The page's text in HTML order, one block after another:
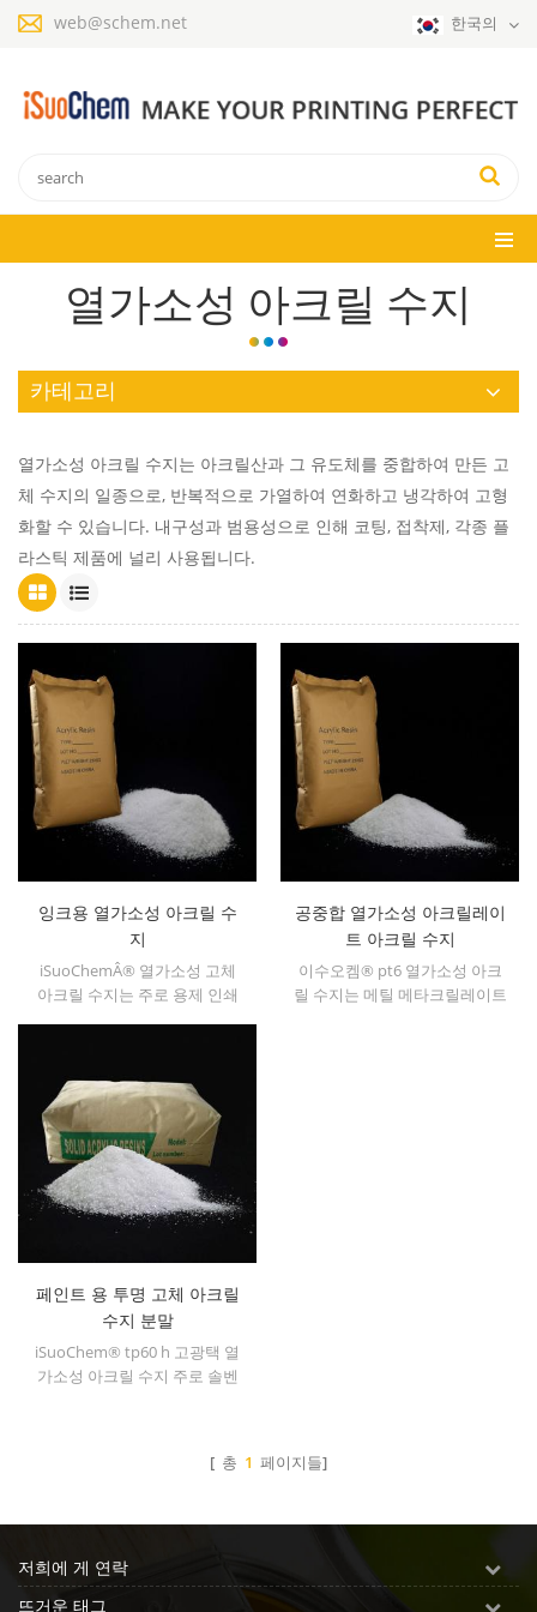
web@schem.net 한국의
열가소성 아크릴 수지
카테고리
열가소성 아크릴 수지는 아크릴산과 그 유도체를 중합하여 만든 고
체 수지의 일종으로, 반복적으로 가열하여 연화하고 냉각하여 고형
화할 수 있습니다. 내구성과 범용성으로 인해 코팅, 접착제, 각종 플
라스틱 제품에 널리 사용됩니다.
잉크용 열가소성 아크릴 수
지
iSuoChemÂ® 열가소성 고체
아크릴 수지는 주로 용제 인쇄
공중합 열가소성 아크릴레이
트 아크릴 수지
이수오켐® pt6 열가소성 아크
릴 수지는 메틸 메타크릴레이트
페인트 용 투명 고체 아크릴
수지 분말
iSuoChem® tp60 h 고광택 열
가소성 아크릴 수지 주로 솔벤
[ 총 1 페이지들]
저희에 게 연락
뜨거운 태그